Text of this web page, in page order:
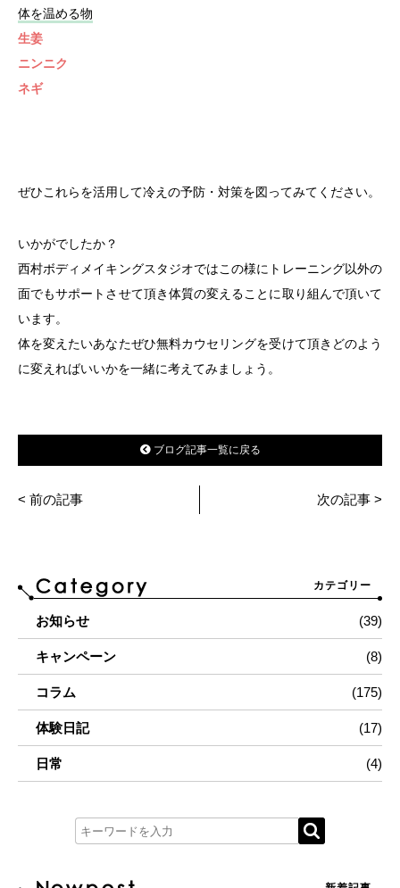
体を温める物
生姜
ニンニク
ネギ
ぜひこれらを活用して冷えの予防・対策を図ってみてください。
いかがでしたか？
西村ボディメイキングスタジオではこの様にトレーニング以外の
面でもサポートさせて頂き体質の変えることに取り組んで頂いて
います。
体を変えたいあなたぜひ無料カウセリングを受けて頂きどのよう
に変えればいいかを一緒に考えてみましょう。
ブログ記事一覧に戻る
< 前の記事 次の記事 >
カテゴリー
お知らせ (39)
キャンペーン (8)
コラム (175)
体験日記 (17)
日常 (4)